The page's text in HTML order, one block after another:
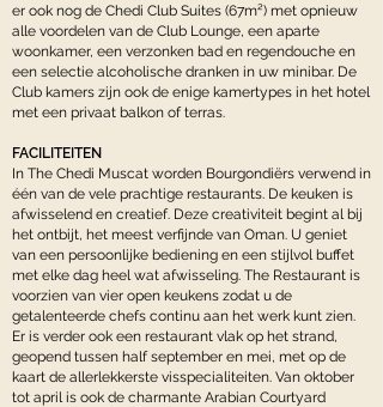
er ook nog de Chedi Club Suites (67m²) met opnieuw
alle voordelen van de Club Lounge, een aparte
woonkamer, een verzonken bad en regendouche en
een selectie alcoholische dranken in uw minibar. De
Club kamers zijn ook de enige kamertypes in het hotel
met een privaat balkon of terras.
FACILITEITEN
In The Chedi Muscat worden Bourgondiërs verwend in
één van de vele prachtige restaurants. De keuken is
afwisselend en creatief. Deze creativiteit begint al bij
het ontbijt, het meest verfijnde van Oman. U geniet
van een persoonlijke bediening en een stijlvol buffet
met elke dag heel wat afwisseling. The Restaurant is
voorzien van vier open keukens zodat u de
getalenteerde chefs continu aan het werk kunt zien.
Er is verder ook een restaurant vlak op het strand,
geopend tussen half september en mei, met op de
kaart de allerlekkerste visspecialiteiten. Van oktober
tot april is ook de charmante Arabian Courtyard